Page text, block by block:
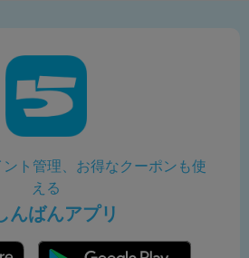
ト管理、お得なクーポンも使
える
んばんアプリ